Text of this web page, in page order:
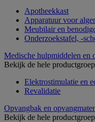
Apotheekkast
Apparatuur voor
Meubilair en
Onderzoekstafel, -
Medische hulpmiddelen en
Bekijk de hele productgroep
Elektrostimulatie en
Revalidatie
Opvangbak en
Bekijk de hele productgroep